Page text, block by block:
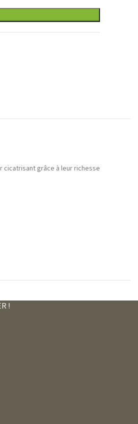
cicatrisant grâce à leur richesse
!